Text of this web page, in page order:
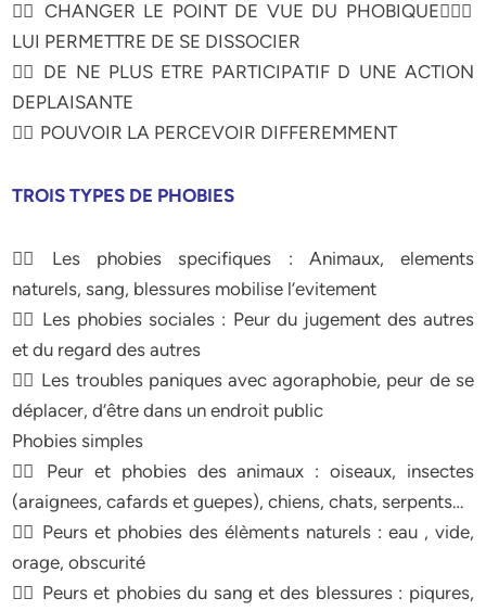
 CHANGER LE POINT DE VUE DU PHOBIQUE
LUI PERMETTRE DE SE DISSOCIER
 DE NE PLUS ETRE PARTICIPATIF D UNE ACTION
DEPLAISANTE
 POUVOIR LA PERCEVOIR DIFFEREMMENT
TROIS TYPES DE PHOBIES
 Les phobies specifiques : Animaux, elements
naturels, sang, blessures mobilise l’evitement
 Les phobies sociales : Peur du jugement des autres
et du regard des autres
 Les troubles paniques avec agoraphobie, peur de se
déplacer, d’être dans un endroit public
Phobies simples
 Peur et phobies des animaux : oiseaux, insectes
(araignees, cafards et guepes), chiens, chats, serpents…
 Peurs et phobies des élèments naturels : eau , vide,
orage, obscurité
 Peurs et phobies du sang et des blessures : piqures,